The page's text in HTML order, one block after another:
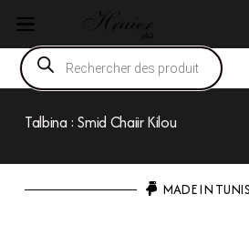
Recherche
de
produits
Talbina : Smid Chaiir Kilou
MADE IN